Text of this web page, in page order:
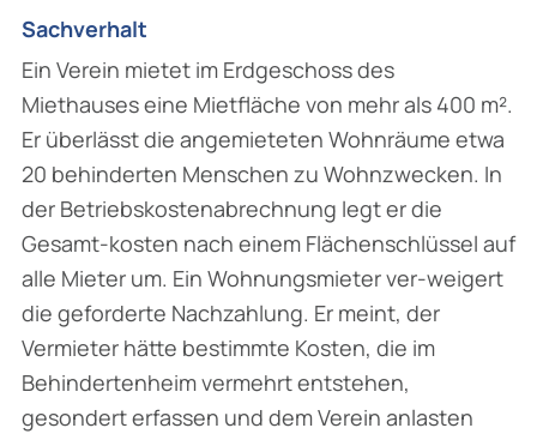
Sachverhalt
Ein Verein mietet im Erdgeschoss des
Miethauses eine Mietfläche von mehr als 400 m².
Er überlässt die angemieteten Wohnräume etwa
20 behinderten Menschen zu Wohnzwecken. In
der Betriebskostenabrechnung legt er die
Gesamt-kosten nach einem Flächenschlüssel auf
alle Mieter um. Ein Wohnungsmieter ver-weigert
die geforderte Nachzahlung. Er meint, der
Vermieter hätte bestimmte Kosten, die im
Behindertenheim vermehrt entstehen,
gesondert erfassen und dem Verein anlasten